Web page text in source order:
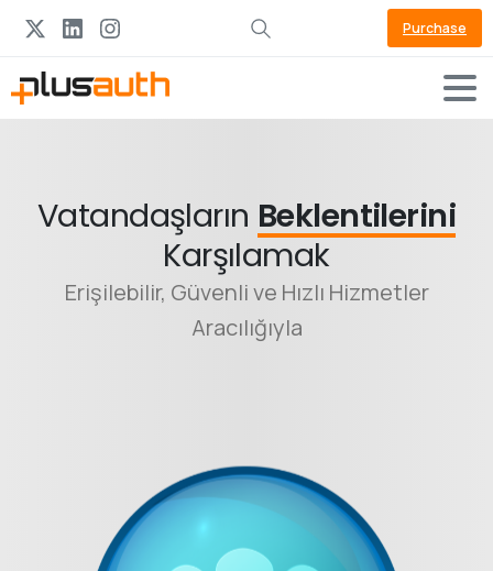
Purchase
Vatandaşların Beklentilerini
Karşılamak
Erişilebilir, Güvenli ve Hızlı Hizmetler
Aracılığıyla